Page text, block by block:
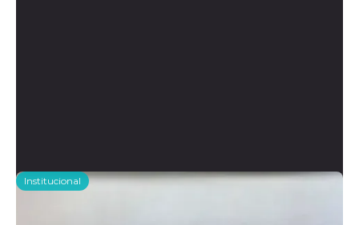
Institucional
Checkmob anuncia o Winter